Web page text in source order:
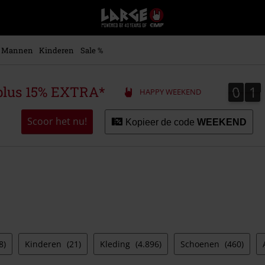
Large
–
Muziek-,
+
kleding
Mannen Kinderen Sale %
15% EXTRA* HAPPY WEEKEND 0
0 1
1
Scoor het nu! Kopieer de code WEEKEND
Kinderen (21) Kleding (4.896) Schoenen (460)